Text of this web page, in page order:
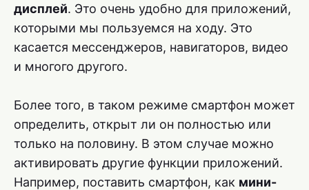
дисплей. Это очень удобно для приложений,
которыми мы пользуемся на ходу. Это
касается мессенджеров, навигаторов, видео
и многого другого.
Более того, в таком режиме смартфон может
определить, открыт ли он полностью или
только на половину. В этом случае можно
активировать другие функции приложений.
Например, поставить смартфон, как мини-